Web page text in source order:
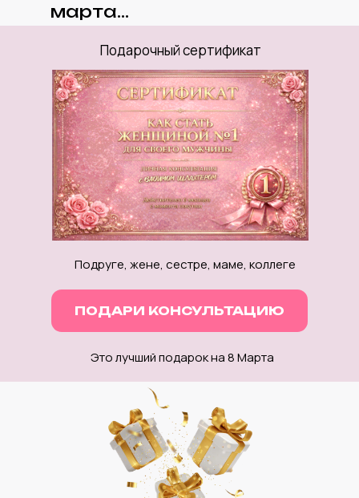
Это лучший подарок на 8 Марта
ПОДАРИ КОНСУЛЬТАЦИЮ
Подруге, жене, сестре, маме, коллеге
Подарочный сертификат
марта...